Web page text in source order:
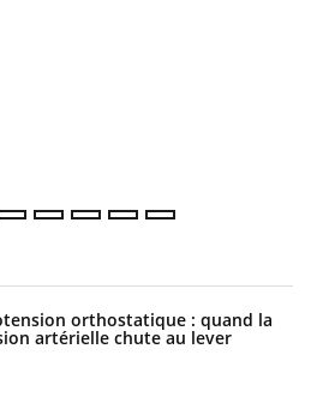
orthostatique : quand la
artérielle chute au lever